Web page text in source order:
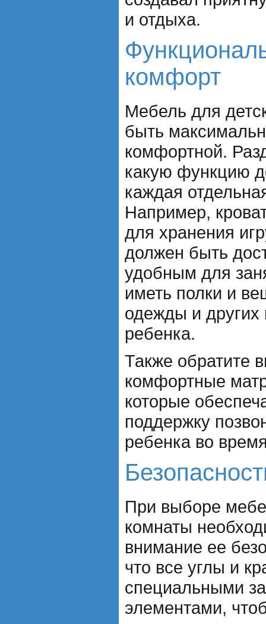
и отдыха.
комфорт
Мебель для
быть
комфортной.
какую функцию
каждая
Например,
для хранения
должен быть
удобным для
иметь полки и
одежды и
ребенка.
Также обратите
комфортные
которые
поддержку
ребенка во
При выборе
комнаты
внимание ее
что все углы и
специальными
элементами,